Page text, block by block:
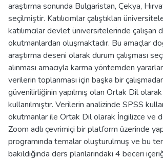
araştırma sonunda Bulgaristan, Çekya,
seçilmiştir. Katılıcımlar çalıştıkları
katılımcılar devlet üniversitelerinde
okutmanlardan oluşmaktadır. Bu amaçlar
araştırma deseni olarak durum çalışması
alınması amacıyla karma yöntemden
verilerin toplanması için başka bir
güvenilirliğinin yapılmış olan Ortak Dil
kullanılmıştır. Verilerin analizinde SPSS
okutmanlar ile Ortak Dil olarak İngilizce ve
Zoom adlı çevrimiçi bir platform üzerinde
programında temalar oluşturulmuş ve bu
bakıldığında ders planlarındaki 4 beceri